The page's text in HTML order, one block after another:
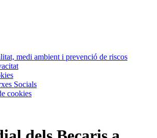
medi ambient i prevenció de riscos
Socials
cookies